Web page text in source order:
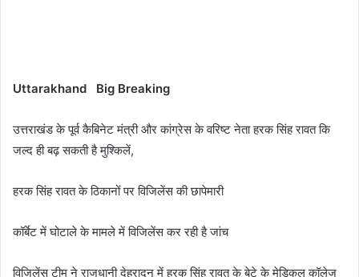
Uttarakhand Big Breaking
उत्तराखंड के पूर्व कैबिनेट मंत्री और कांग्रेस के वरिष्ट नेता हरक सिंह रावत कि
जल्द ही बढ़ सकती है मुश्किलें,
हरक सिंह रावत के ठिकानों पर विजिलेंस की छापेमारी
कॉर्बेट में घोटाले के मामले में विजिलेंस कर रही है जांच
विजिलेंस टीम ने राजधानी देहरादून में हरक सिंह रावत के बेटे के मेडिकल कॉलेज